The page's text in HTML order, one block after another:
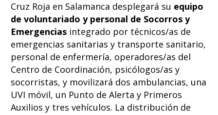
Cruz Roja en Salamanca desplegará su equipo
de voluntariado y personal de Socorros y
Emergencias integrado por técnicos/as de
emergencias sanitarias y transporte sanitario,
personal de enfermería, operadores/as del
Centro de Coordinación, psicólogos/as y
socorristas, y movilizará dos ambulancias, una
UVI móvil, un Punto de Alerta y Primeros
Auxilios y tres vehículos. La distribución de